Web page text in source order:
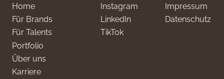
Home
Für Brands
Für Talents
Portfolio
Über uns
Karriere
Instagram
LinkedIn
TikTok
Impressum
Datenschutz